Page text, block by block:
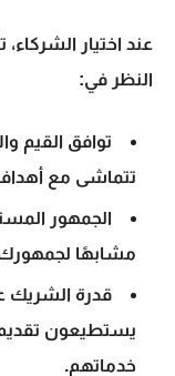
عند اختيار
النظر في:
توافق القيم
تتماشى مع
الجمهور
مشابهًا
قدرة الشريك
يستطيعون
خدماتهم.